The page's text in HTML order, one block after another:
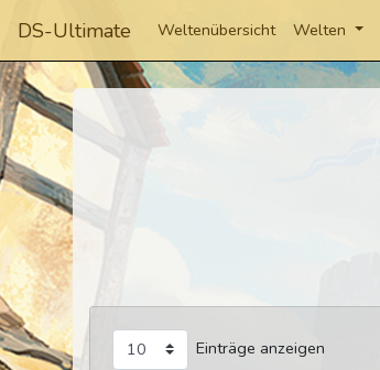
DS-Ultimate Weltenübersicht Welten
Einträge anzeigen